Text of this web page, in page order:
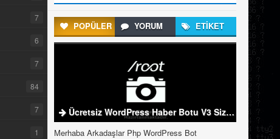
7
6
7
84
7
1
POPÜLER YORUM ETİKET
Ücretsiz WordPress Haber Botu V3 Sizlerle
Merhaba Arkadaşlar Php WordPress Bot